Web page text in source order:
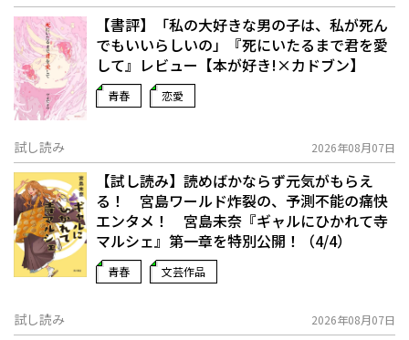
【書評】「私の大好きな男の子は、私が死ん
でもいいらしいの」――『死にいたるまで君を愛
して』レビュー【本が好き!×カドブン】
青春 恋愛
試し読み 2026年08月07日
【試し読み】読めばかならず元気がもらえ
る！ 宮島ワールド炸裂の、予測不能の痛快
エンタメ！ 宮島未奈『ギャルにひかれて寺
マルシェ』第一章を特別公開！（4/4）
青春 文芸作品
試し読み 2026年08月07日